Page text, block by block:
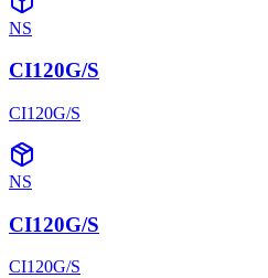
NS
CI120G/S
CI120G/S
NS
CI120G/S
CI120G/S